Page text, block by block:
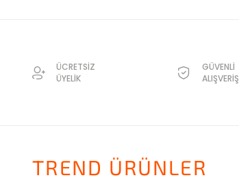
ÜCRETSİZ
ÜYELİK
GÜVENLİ
ALIŞVERİŞ
TREND ÜRÜNLER